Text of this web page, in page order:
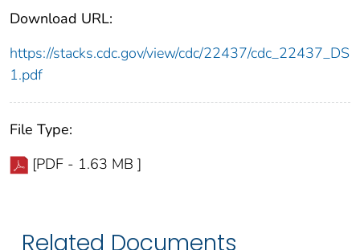
Download URL:
https://stacks.cdc.gov/view/cdc/22437/cdc_22437_DS
1.pdf
File Type:
[PDF - 1.63 MB ]
Related Documents